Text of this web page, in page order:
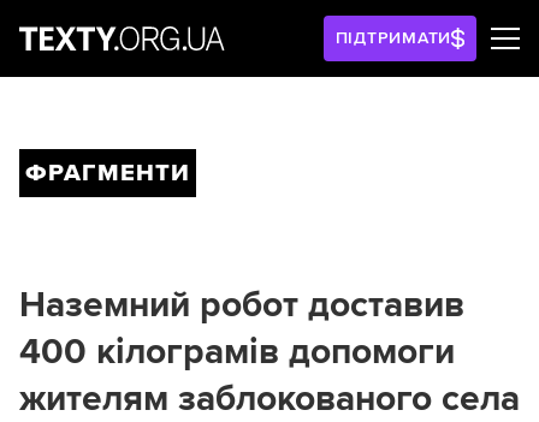
ПІДТРИМАТИ
ФРАГМЕНТИ
Наземний робот доставив
400 кілограмів допомоги
жителям заблокованого села